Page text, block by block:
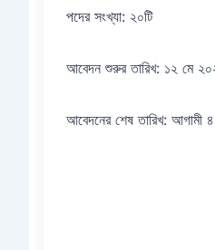
পদের সংখ্যা: ২০টি
আবেদন শুরুর তারিখ: ১২ মে
আবেদনের শেষ তারিখ: আগামী